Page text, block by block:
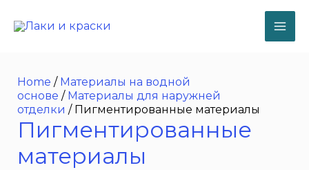
содержимому
Home / Материалы на водной
основе / Материалы для наружней
отделки / Пигментированные мaтериалы
Пигментированные
мaтериалы